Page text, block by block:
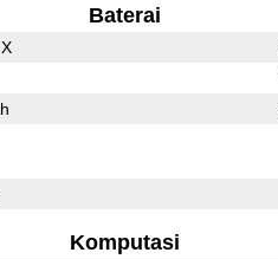
Baterai
Komputasi